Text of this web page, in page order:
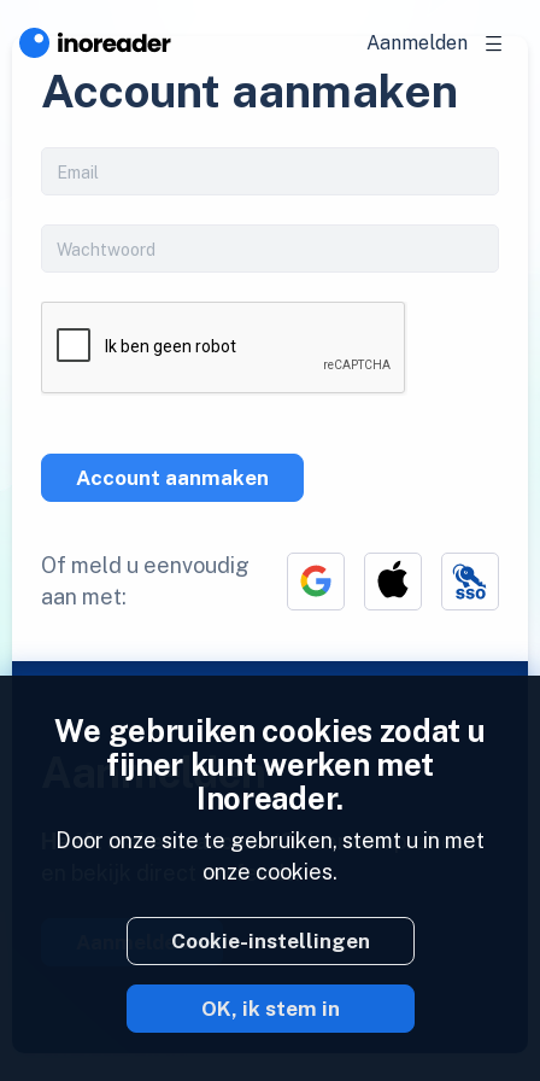
Aanmelden
Account aanmaken
Account aanmaken
Of meld u eenvoudig
aan met:
Aanmelden
Heeft u al een account?Voer een profiel in
en bekijk direct uw feeds.
Aanmelden
2023 © Inoreader
We gebruiken cookies zodat u
fijner kunt werken met
Inoreader.
Door onze site te gebruiken, stemt u in met
onze cookies.
Cookie-instellingen
OK, ik stem in